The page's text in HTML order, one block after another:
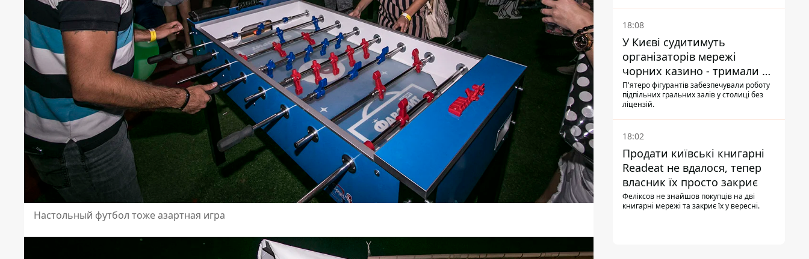
Настольный футбол тоже азартная игра
18:08
У Києві судитимуть
організаторів мережі
чорних казино - тримали 39
закладів
П'ятеро фігурантів забезпечували роботу
підпільних гральних залів у столиці без
ліцензій.
18:02
Продати київські книгарні
Readeat не вдалося, тепер
власник їх просто закриє
Феліксов не знайшов покупців на дві
книгарні мережі та закриє їх у вересні.